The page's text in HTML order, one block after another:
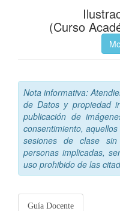
(Curso
Nota informativa:
de Datos y propiedad
publicación de
consentimiento,
sesiones de clase
personas implicadas,
uso prohibido de las
Guía Docente